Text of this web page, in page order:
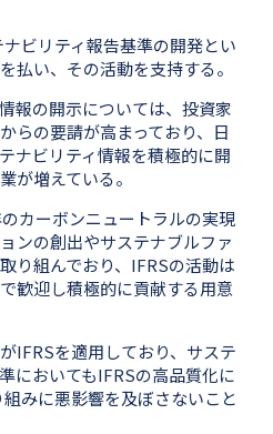
ビリティ報告基準の開発とい
払い、その活動を支持する。
報の開示については、投資家
らの要請が高まっており、日
ナビリティ情報を積極的に開
が増えている。
カーボンニュートラルの実現
ンの創出やサステナブルファ
り組んでおり、IFRSの活動は
歓迎し積極的に貢献する用意
IFRSを適用しており、サステ
においてもIFRSの高品質化に
みに悪影響を及ぼさないこと